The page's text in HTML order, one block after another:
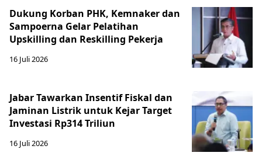
Dukung Korban PHK, Kemnaker dan
Sampoerna Gelar Pelatihan
Upskilling dan Reskilling Pekerja
16 Juli 2026
Jabar Tawarkan Insentif Fiskal dan
Jaminan Listrik untuk Kejar Target
Investasi Rp314 Triliun
16 Juli 2026